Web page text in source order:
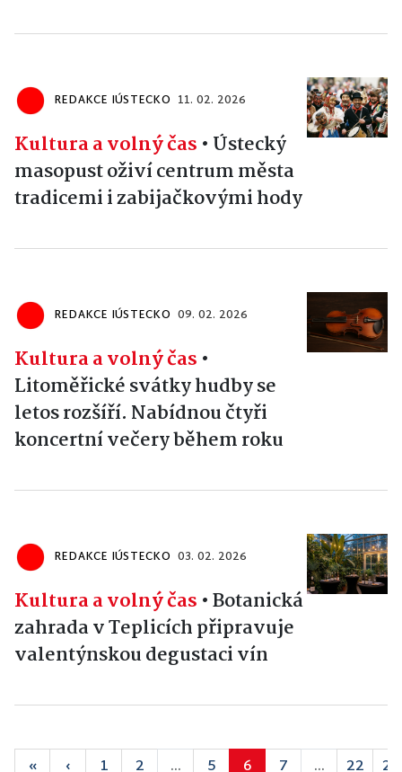
REDAKCE IÚSTECKO 11. 02. 2026
Kultura a volný čas • Ústecký
masopust oživí centrum města
tradicemi i zabijačkovými hody
REDAKCE IÚSTECKO 09. 02. 2026
Kultura a volný čas •
Litoměřické svátky hudby se
letos rozšíří. Nabídnou čtyři
koncertní večery během roku
REDAKCE IÚSTECKO 03. 02. 2026
Kultura a volný čas •Botanická
zahrada v Teplicích připravuje
valentýnskou degustaci vín
« ‹ 1 2 ... 5 6 7 ... 22 23